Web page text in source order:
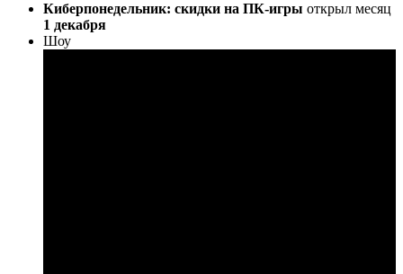
Киберпонедельник: скидки на ПК‑игры открыл месяц
1 декабря
Шоу